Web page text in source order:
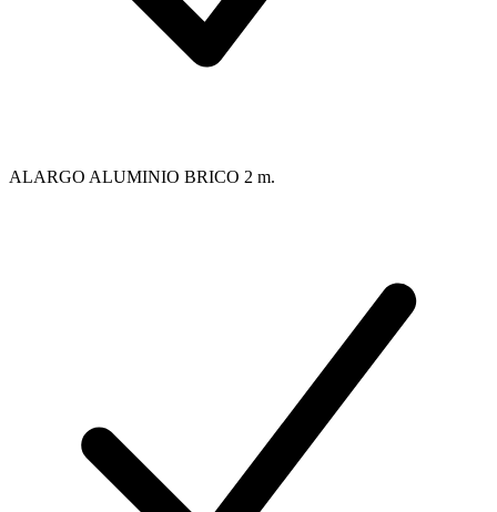
ALARGO ALUMINIO BRICO 2 m.